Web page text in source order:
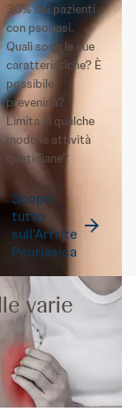
30% dei pazienti
con psoriasi.
Quali sono le sue
caratteristiche? È
possibile
prevenirla?
Limita in qualche
modo le attività
quotidiane?
Scopri
tutto
sull'Artrite
Psoriasica
varie